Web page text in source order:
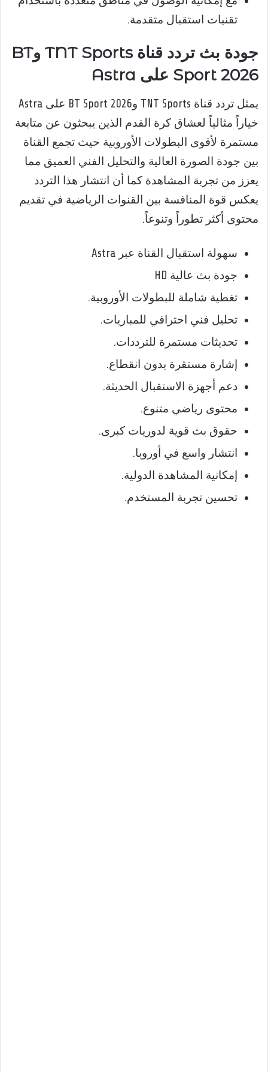
تقنيات استقبال متقدمة.
جودة بث تردد قناة TNT Sports وBT
Sport 2026 على Astra
يمثل تردد قناة TNT Sports وBT Sport 2026 على Astra
خياراً مثالياً لعشاق كرة القدم الذين يبحثون عن متابعة
مستمرة لأقوى البطولات الأوروبية حيث تجمع القناة
بين جودة الصورة العالية والتحليل الفني العميق مما
يعزز من تجربة المشاهدة كما أن انتشار هذا التردد
يعكس قوة المنافسة بين القنوات الرياضية في تقديم
محتوى أكثر تطوراً وتنوعاً.
سهولة استقبال القناة عبر Astra
جودة بث عالية HD
تغطية شاملة للبطولات الأوروبية.
تحليل فني احترافي للمباريات.
تحديثات مستمرة للترددات.
إشارة مستقرة بدون انقطاع.
دعم أجهزة الاستقبال الحديثة.
محتوى رياضي متنوع.
حقوق بث قوية لدوريات كبرى.
انتشار واسع في أوروبا.
إمكانية المشاهدة الدولية.
تحسين تجربة المستخدم.